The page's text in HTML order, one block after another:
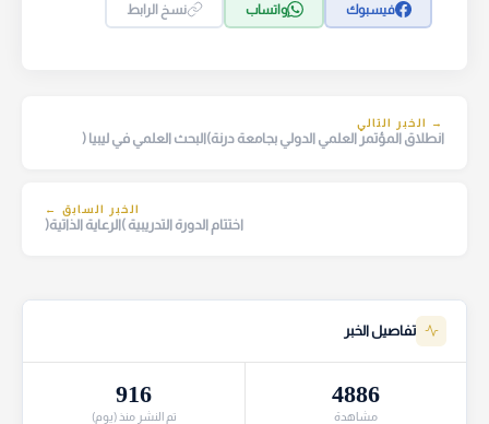
فيسبوك واتساب نسخ الرابط
→ الخبر التالي
انطلاق المؤتمر العلمي الدولي بجامعة درنة)البحث العلمي في ليبيا (
الخبر السابق ←
اختتام الدورة التدريبية )الرعاية الذاتية(
تفاصيل الخبر
4886
مشاهدة
916
تم النشر منذ (يوم)